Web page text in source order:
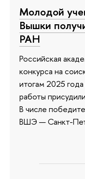
Молодой
Вышки
РАН
Российская
конкурса на
итогам 2025
работы
В числе
ВШЭ — Санкт-